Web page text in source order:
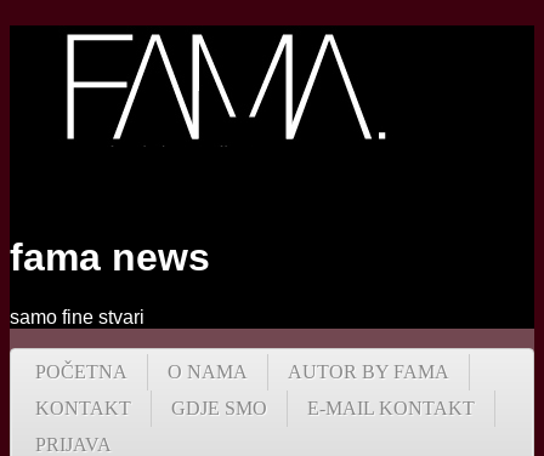
fama news
samo fine stvari
POČETNA O NAMA
AUTOR BY FAMA
KONTAKT
GDJE SMO
E-MAIL KONTAKT
PRIJAVA